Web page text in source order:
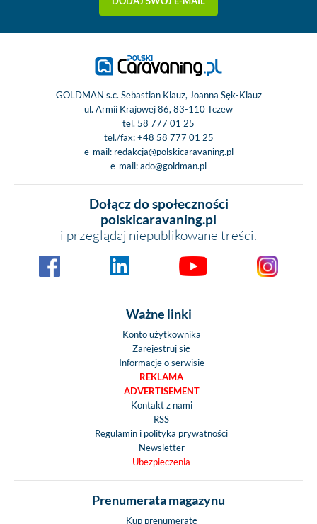
GOLDMAN s.c. Sebastian Klauz, Joanna Sęk-Klauz
ul. Armii Krajowej 86, 83-110 Tczew
tel. 58 777 01 25
tel./fax:+48 58 777 01 25
e-mail: redakcja@polskicaravaning.pl
e-mail:ado@goldman.pl
Dołącz do społeczności
polskicaravaning.pl
i przeglądaj niepublikowane treści.
Ważne linki
Konto użytkownika
Zarejestruj się
Informacje o serwisie
REKLAMA
ADVERTISEMENT
Kontakt z nami
RSS
Regulamin i polityka prywatności
Newsletter
Ubezpieczenia
Prenumerata magazynu
Kup prenumeratę